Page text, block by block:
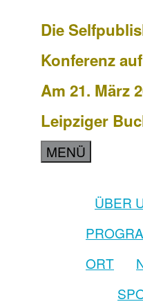
Die
Konferenz
Am 21. März
Leipziger
MENÜ
ÜBER
ORT